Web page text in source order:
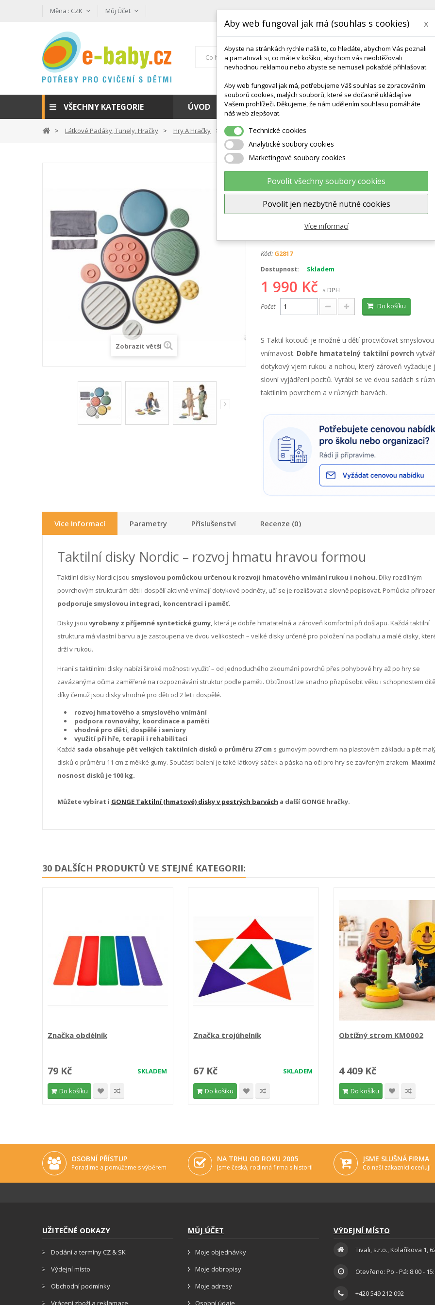
Měna : CZK Můj Účet
VŠECHNY KATEGORIE ÚVOD KONTAKT DODÁNÍ A TERMÍNY CZ & SK
Látkové Padáky, Tunely, Hračky Hry A Hračky GONGE Taktil Kotouče Sada 1 NORDIC
Zobrazit větší
GONGE Taktil kotouče sada 1
NORDIC
Kód: G2817
Dostupnost: Skladem
1 990 Kč
s DPH
Počet
Do košíku
S Taktil kotouči je možné u dětí procvičovat smyslovou
vnímavost. Dobře hmatatelný taktilní povrch
dotykový vjem rukou a nohou, který zároveň vyžaduje
slovní vyjádření pocitů. Vyrábí se ve dvou sadách s
taktilním povrchem a v různých barvách.
Více Informací Parametry Příslušenství Recenze (0)
Taktilní disky Nordic – rozvoj hmatu hravou formou
Taktilní disky Nordic jsou smyslovou pomůckou určenou k rozvoji hmatového vnímání rukou i nohou. Díky rozdílným
povrchovým strukturám děti i dospělí aktivně vnímají dotykové podněty, učí se je rozlišovat a slovně popisovat. Pomůcka
podporuje smyslovou integraci, koncentraci i paměť.
Disky jsou vyrobeny z příjemné syntetické gumy, která je dobře hmatatelná a zároveň komfortní při došlapu. Každá taktilní
struktura má vlastní barvu a je zastoupena ve dvou velikostech – velké disky určené pro položení na podlahu a malé disky,
drží v rukou.
Hraní s taktilními disky nabízí široké možnosti využití – od jednoduchého zkoumání povrchů přes pohybové hry až po hry se
zavázanýma očima zaměřené na rozpoznávání struktur podle paměti. Obtížnost lze snadno přizpůsobit věku i schopnostem
díky čemuž jsou disky vhodné pro děti od 2 let i dospělé.
rozvoj hmatového a smyslového vnímání
podpora rovnováhy, koordinace a paměti
vhodné pro děti, dospělé i seniory
využití při hře, terapii i rehabilitaci
Každá sada obsahuje pět velkých taktilních disků o průměru 27 cm s gumovým povrchem na plastovém základu a pět
disků o průměru 11 cm z měkké gumy. Součástí balení je také látkový sáček a páska na oči pro hry se zavřeným zrakem.
nosnost disků je 100 kg.
Můžete vybírat i GONGE Taktilní (hmatové) disky v pestrých barvách a další GONGE hračky.
30 DALŠÍCH PRODUKTŮ VE STEJNÉ KATEGORII:
Značka obdélník
SKLADEM
79 Kč
Do košíku
Značka trojúhelník
SKLADEM
67 Kč
Do košíku
Obtížný strom KM0002
4 409 Kč
Do košíku
OSOBNÍ PŘÍSTUP
Poradíme a pomůžeme s výběrem
NA TRHU OD ROKU 2005
Jsme česká, rodinná firma s historií
JSME SLUŠNÁ FIRMA
Co naši zákazníci oceňují
UŽITEČNÉ ODKAZY
Dodání a termíny CZ & SK
Výdejní místo
Obchodní podmínky
Vrácení zboží a reklamace
MŮJ ÚČET
Moje objednávky
Moje dobropisy
Moje adresy
Osobní údaje
VÝDEJNÍ MÍSTO
Tivali, s.r.o., Kolaříkova 1,
Otevřeno: Po - Pá: 8:00 -
+420 549 212 092
Aby web fungoval jak má (souhlas s cookies) x
Abyste na stránkách rychle našli to, co hledáte, abychom Vás poznali
a pamatovali si, co máte v košíku, abychom vás neobtěžovali
nevhodnou reklamou nebo abyste se nemuseli pokaždé přihlašovat.
Aby web fungoval jak má, potřebujeme Váš souhlas se zpracováním
souborů cookies, malých souborů, které se dočasně ukládají ve
Vašem prohlížeči. Děkujeme, že nám udělením souhlasu pomáháte
náš web zlepšovat.
Technické cookies
Analytické soubory cookies
Marketingové soubory cookies
Povolit všechny soubory cookies
Povolit jen nezbytně nutné cookies
Více informací